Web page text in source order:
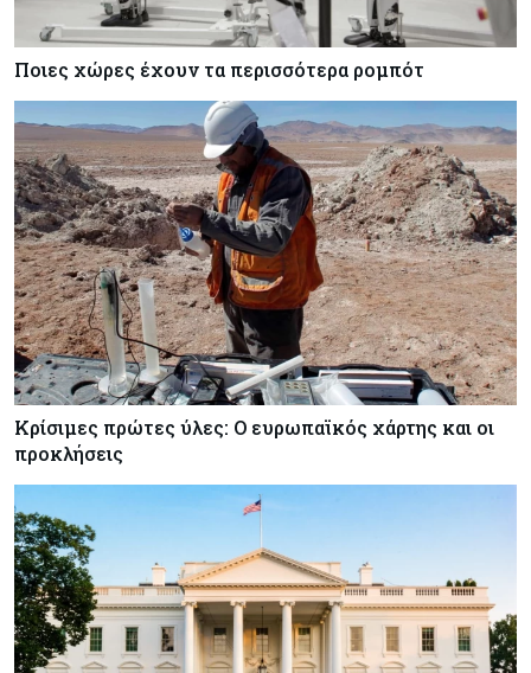
Ποιες χώρες έχουν τα περισσότερα ρομπότ
Κρίσιμες πρώτες ύλες: Ο ευρωπαϊκός χάρτης και οι
προκλήσεις